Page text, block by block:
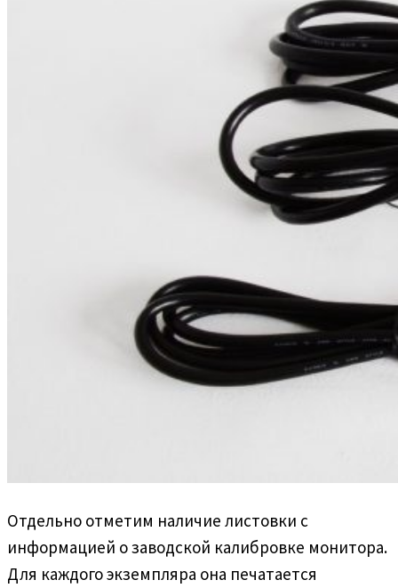
Отдельно отметим наличие листовки с
информацией о заводской калибровке монитора.
Для каждого экземпляра она печатается